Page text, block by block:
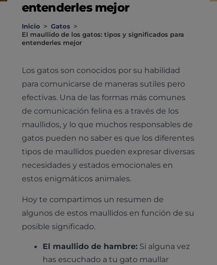
entenderles mejor
Inicio > Gatos >
El maullido de los gatos: tipos y significados para
entenderles mejor
Los gatos son conocidos por su habilidad
para comunicarse de maneras sutiles pero
efectivas. Una de las formas más comunes
de comunicación felina es a través de los
maullidos, y lo que muchos responsables de
gatos pueden no saber es que los diferentes
tipos de maullidos pueden expresar diversas
necesidades y estados emocionales en
estos enigmáticos animales.
Hoy te compartimos un resumen de
algunos de estos maullidos en función de su
posible significado.
El maullido de hambre: Si alguna vez
has escuchado a tu gato maullar